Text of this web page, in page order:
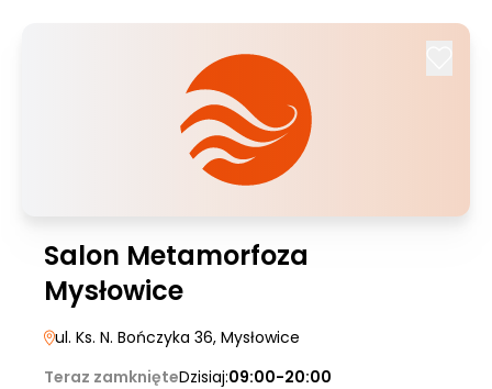
Salon Metamorfoza
Mysłowice
ul. Ks. N. Bończyka 36, Mysłowice
Teraz zamknięteDzisiaj:09:00-20:00